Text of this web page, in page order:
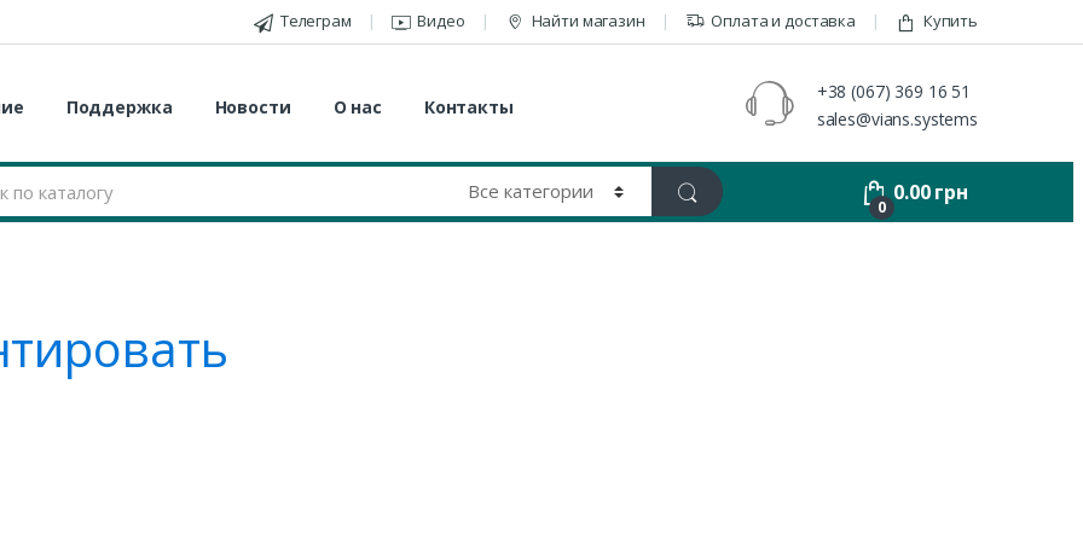
Телеграм Видео Найти магазин Оплата и доставка Купить
Поддержка Новости О нас Контакты
+38 (067) 369 16 51
sales@vians.systems
0
0.00грн